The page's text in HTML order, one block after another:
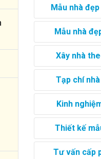
Mẫu nhà
Mẫu nhà
Xây nhà
Tạp chí
Kinh
Thiết kế
Tư vấn cấp